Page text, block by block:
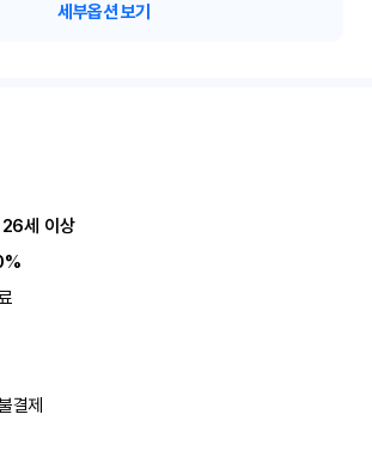
세부옵션 보기
26세 이상
결제